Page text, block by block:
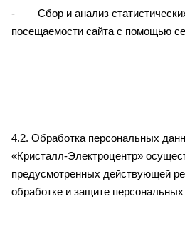
- Сбор и анализ
посещаемости сайта с помощью
4.2. Обработка персональных
«Кристалл-Электроцентр»
предусмотренных действующей
обработке и защите